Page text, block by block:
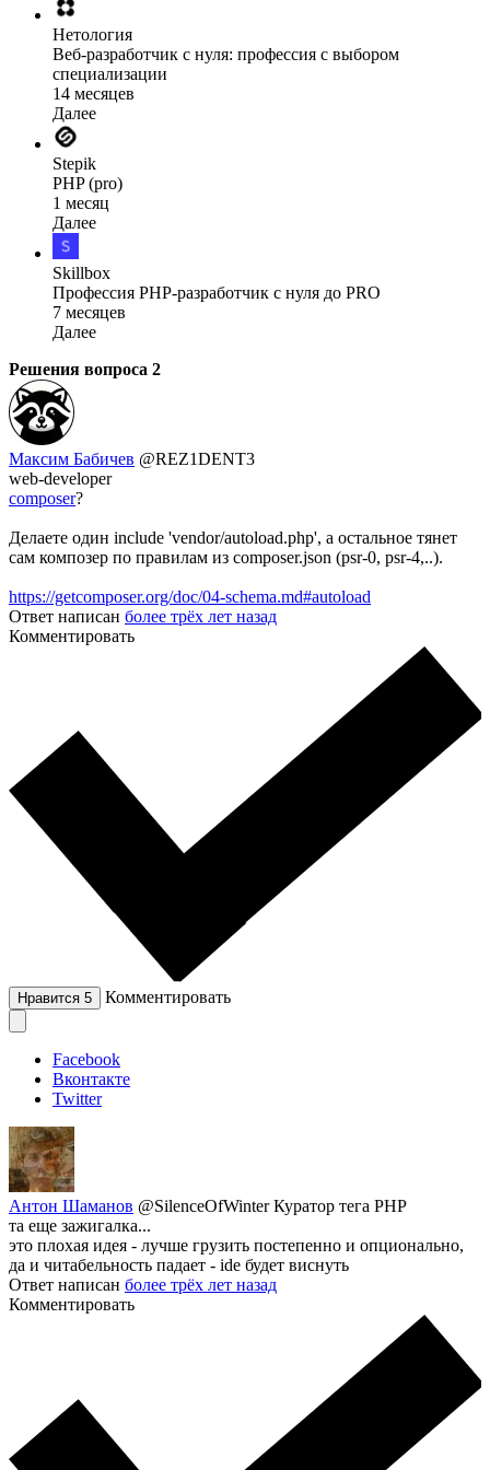
Нетология
Веб-разработчик с нуля: профессия с выбором
специализации
14 месяцев
Далее
Stepik
PHP (pro)
1 месяц
Далее
Skillbox
Профессия PHP-разработчик с нуля до PRO
7 месяцев
Далее
Решения вопроса 2
Максим Бабичев @REZ1DENT3
web-developer
composer?
Делаете один include 'vendor/autoload.php', а остальное тянет
сам композер по правилам из composer.json (psr-0, psr-4,..).
https://getcomposer.org/doc/04-schema.md#autoload
Ответ написан более трёх лет назад
Комментировать
Нравится 5 Комментировать
Facebook
Вконтакте
Twitter
Антон Шаманов @SilenceOfWinterКуратор тега PHP
та еще зажигалка...
это плохая идея - лучше грузить постепенно и опционально,
да и читабельность падает - ide будет виснуть
Ответ написан более трёх лет назад
Комментировать